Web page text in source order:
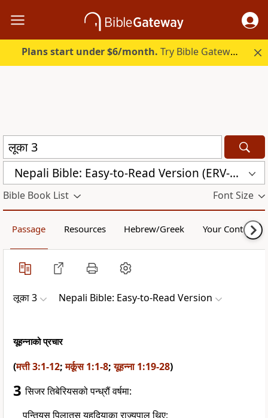
Plans start under $6/month. Try Bible Gateway Plus.
Nepali Bible: Easy-to-Read Version (ERV-NE)
Bible Book List Font Size
Passage Resources Hebrew/Greek Your Content
लूका 3 Nepali Bible: Easy-to-Read Version
यूहन्नाको प्रचार
(मत्ती 3:1-12;मर्कूस 1:1-8;यूहन्ना 1:19-28)
3सिजर तिबेरियसको पन्ध्रौं वर्षमा:
पन्तियस पिलातस यहूदियाका राज्यपाल थिए;